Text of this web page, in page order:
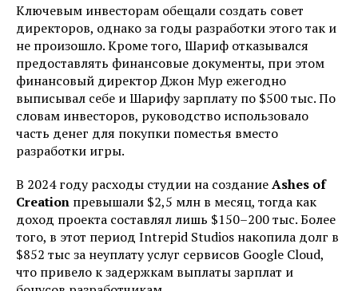
Ключевым инвесторам обещали создать совет
директоров, однако за годы разработки этого так и
не произошло. Кроме того, Шариф отказывался
предоставлять финансовые документы, при этом
финансовый директор Джон Мур ежегодно
выписывал себе и Шарифу зарплату по $500 тыс. По
словам инвесторов, руководство использовало
часть денег для покупки поместья вместо
разработки игры.
В 2024 году расходы студии на созданиеAshes of
Creation превышали $2,5 млн в месяц, тогда как
доход проекта составлял лишь $150–200 тыс. Более
того, в этот период Intrepid Studios накопила долг в
$852 тыс за неуплату услуг сервисов Google Cloud,
что привело к задержкам выплаты зарплат и